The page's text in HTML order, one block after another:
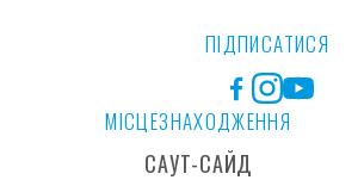
ПІДПИСАТИСЯ
Facebook
Instagram
YouTube
МІСЦЕЗНАХОДЖЕННЯ
САУТ-САЙД